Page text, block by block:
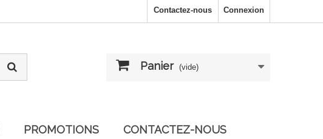
Connexion
Contactez-nous
Panier (vide)
PROMOTIONS CONTACTEZ-NOUS